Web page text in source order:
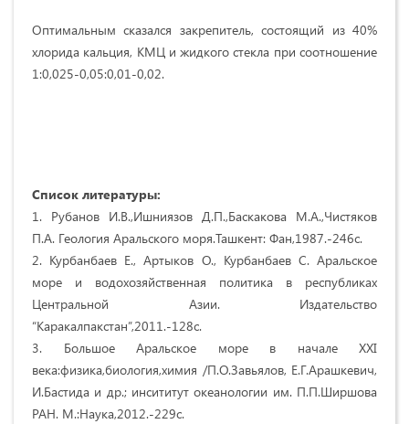
Оптимальным сказался закрепитель, состоящий из 40%
хлорида кальция, КМЦ и жидкого стекла при соотношение
1:0,025-0,05:0,01-0,02.
Список литературы:
1. Рубанов И.В.,Ишниязов Д.П.,Баскакова М.А.,Чистяков
П.А. Геология Аральского моря.Ташкент: Фан,1987.-246с.
2. Курбанбаев Е., Артыков О., Курбанбаев С. Аральское
море и водохозяйственная политика в республиках
Центральной Азии. Издательство
“Каракалпакстан”,2011.-128с.
3. Большое Аральское море в начале ХХI
века:физика,биология,химия /П.О.Завьялов, Е.Г.Арашкевич,
И.Бастида и др.; инсититут океанологии им. П.П.Ширшова
РАН. М.:Наука,2012.-229с.